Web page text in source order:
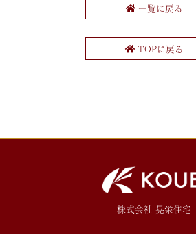
一覧に戻る
TOPに戻る
株式会社 晃栄住宅